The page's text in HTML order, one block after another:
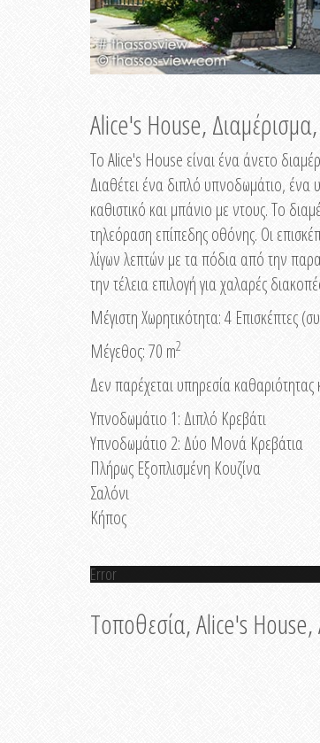
Alice's House,
Το Alice's House είναι ένα άνετο
Διαθέτει ένα διπλό υπνοδωμάτιο,
καθιστικό και μπάνιο με ντους. Το
τηλεόραση επίπεδης οθόνης. Οι
λίγων λεπτών με τα πόδια από την
την τέλεια επιλογή για χαλαρές
Μέγιστη Χωρητικότητα: 4 Eπισκέπτες
Μέγεθος: 70 m2
Δεν παρέχεται υπηρεσία
Υπνοδωμάτιο 1: Διπλό Κρεβάτι
Υπνοδωμάτιο 2: Δύο Μονά Κρεβάτια
Πλήρως Εξοπλισμένη Κουζίνα
Σαλόνι
Κήπος
Error
Τοποθεσία, Alice's